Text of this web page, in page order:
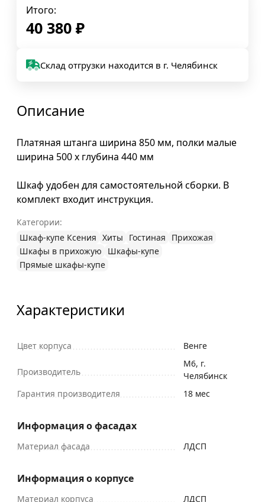
Итого:
40 380 ₽
Склад отгрузки находится в г. Челябинск
Описание
Платяная штанга ширина 850 мм, полки малые
ширина 500 х глубина 440 мм
Шкаф удобен для самостоятельной сборки. В
комплект входит инструкция.
Категории:
Шкаф-купе Ксения Хиты Гостиная
Прихожая
Шкафы в прихожую
Шкафы-купе
Прямые шкафы-купе
Характеристики
Цвет корпуса Венге
Производитель
М6, г.
Челябинск
Гарантия производителя
18 мес
Информация о фасадах
Материал фасада ЛДСП
Информация о корпусе
Материал корпуса ЛДСП